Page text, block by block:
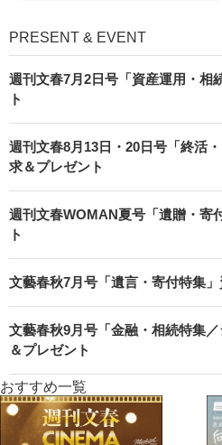
PRESENT & EVENT
週刊文春7月2日号「資産運用・相
ト
週刊文春8月13日・20日号「終活
求＆プレゼント
週刊文春WOMAN夏号「遺贈・寄
ト
文藝春秋7月号「遺言・寄付特集
文藝春秋9月号「金融・相続特集
＆プレゼント
おすすめ一覧